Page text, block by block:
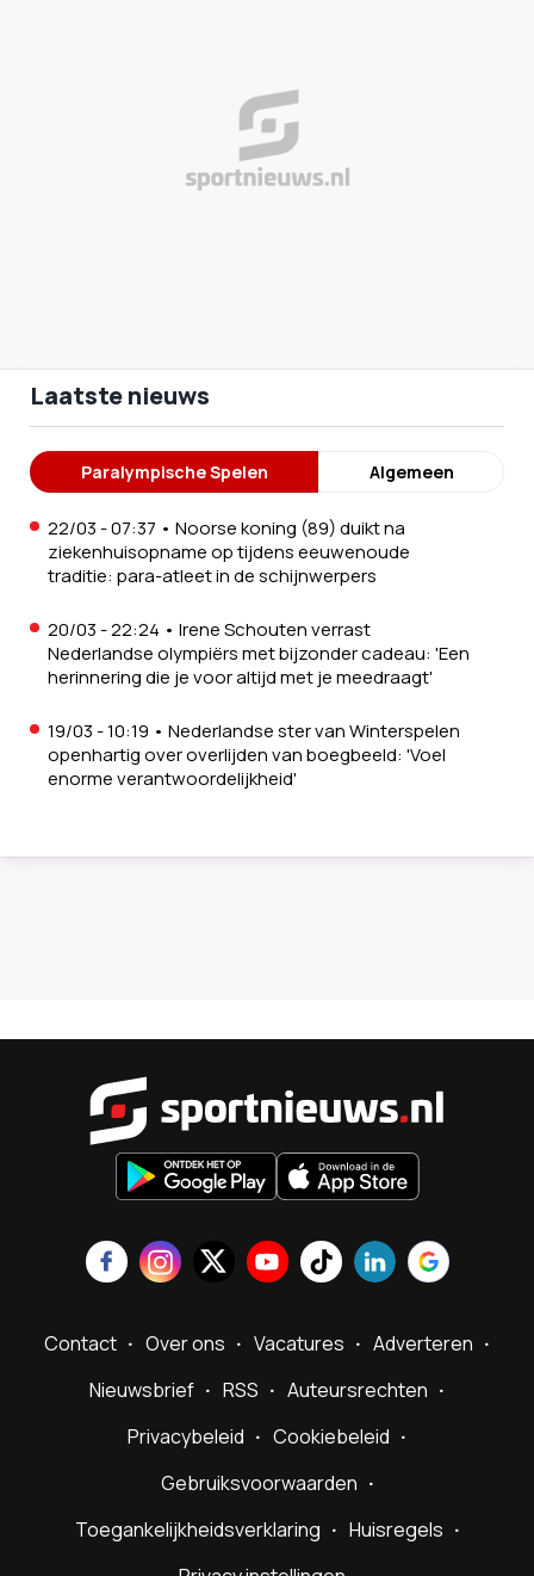
Laatste nieuws
Paralympische Spelen Algemeen
22/03 - 07:37 • Noorse koning (89) duikt na
ziekenhuisopname op tijdens eeuwenoude
traditie: para-atleet in de schijnwerpers
20/03 - 22:24 • Irene Schouten verrast
Nederlandse olympiërs met bijzonder cadeau: 'Een
herinnering die je voor altijd met je meedraagt'
19/03 - 10:19 • Nederlandse ster van Winterspelen
openhartig over overlijden van boegbeeld: 'Voel
enorme verantwoordelijkheid'
Contact Over ons Vacatures
Adverteren
Nieuwsbrief
RSS
Auteursrechten
Privacybeleid
Cookiebeleid
Gebruiksvoorwaarden
Toegankelijkheidsverklaring
Huisregels